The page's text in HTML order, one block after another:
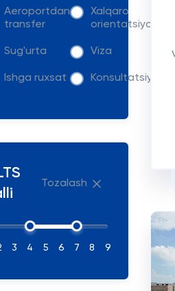
Aeroportdan
transfer
Xalqaro
orientatsiya
Sug'urta Viza
Ishga ruxsat Konsultatsiya
Tozalash
3 4 5 6 7 8 9